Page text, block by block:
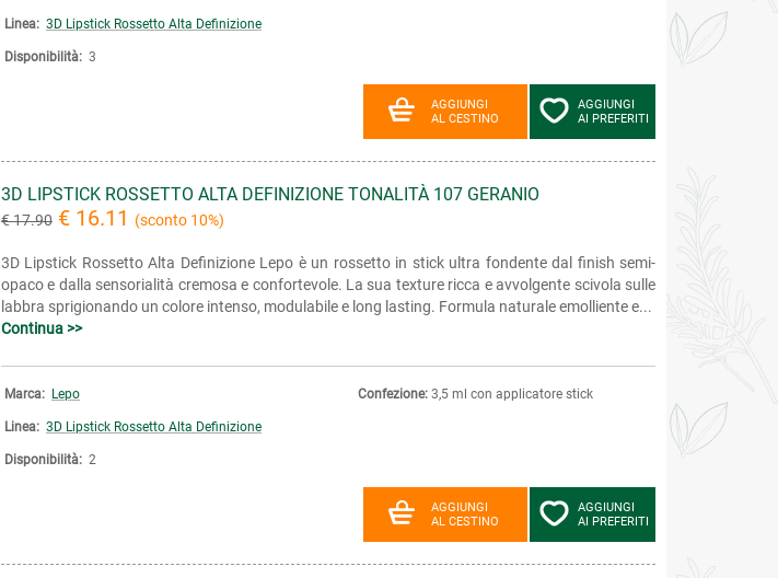
Linea: 3D Lipstick Rossetto Alta Definizione
Disponibilità: 3
AGGIUNGI
AL CESTINO
AGGIUNGI
AI PREFERITI
3D LIPSTICK ROSSETTO ALTA DEFINIZIONE TONALITÀ 107 GERANIO
€ 17.90 € 16.11 (sconto 10%)
3D Lipstick Rossetto Alta Definizione Lepo è un rossetto in stick ultra fondente dal finish semi-
opaco e dalla sensorialità cremosa e confortevole. La sua texture ricca e avvolgente scivola sulle
labbra sprigionando un colore intenso, modulabile e long lasting. Formula naturale emolliente e...
Continua >>
Marca: Lepo
Linea: 3D Lipstick Rossetto Alta Definizione
Disponibilità: 2
Confezione: 3,5 ml con applicatore stick
AGGIUNGI
AL CESTINO
AGGIUNGI
AI PREFERITI